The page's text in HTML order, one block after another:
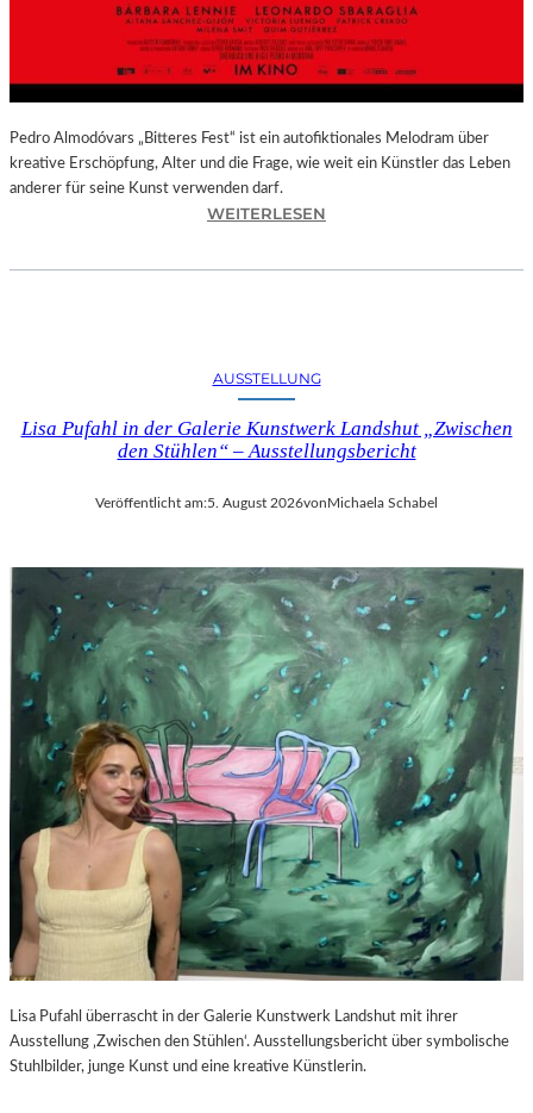
U
S
–
A
S
S
R
I
H
S
C
H
A
B
E
L
-
K
U
L
T
U
R
-
B
O
G
Pedro Almodóvars „Bitteres Fest“ ist ein autofiktionales Melodram über
kreative Erschöpfung, Alter und die Frage, wie weit ein Künstler das Leben
anderer für seine Kunst verwenden darf.
WEITERLESEN
S
F
S
–
F
I
L
M
K
R
I
T
I
K
Z
U
P
E
D
O
A
L
AUSSTELLUNG
Lisa Pufahl in der Galerie Kunstwerk Landshut „Zwischen
den Stühlen“ – Ausstellungsbericht
Veröffentlicht am:5. August 2026von Michaela Schabel
Lisa Pufahl überrascht in der Galerie Kunstwerk Landshut mit ihrer
Ausstellung ‚Zwischen den Stühlen‘. Ausstellungsbericht über symbolische
Stuhlbilder, junge Kunst und eine kreative Künstlerin.